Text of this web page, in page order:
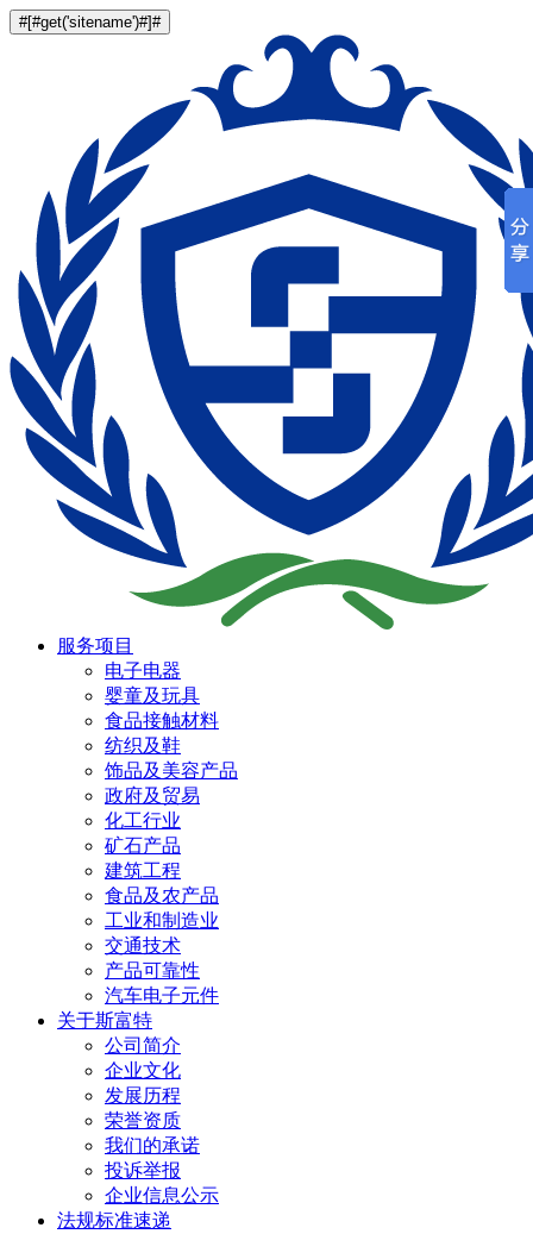
#[#get('sitename')#]#
服务项目
电子电器
婴童及玩具
食品接触材料
纺织及鞋
饰品及美容产品
政府及贸易
化工行业
矿石产品
建筑工程
食品及农产品
工业和制造业
交通技术
产品可靠性
汽车电子元件
关于斯富特
公司简介
企业文化
发展历程
荣誉资质
我们的承诺
投诉举报
企业信息公示
法规标准速递